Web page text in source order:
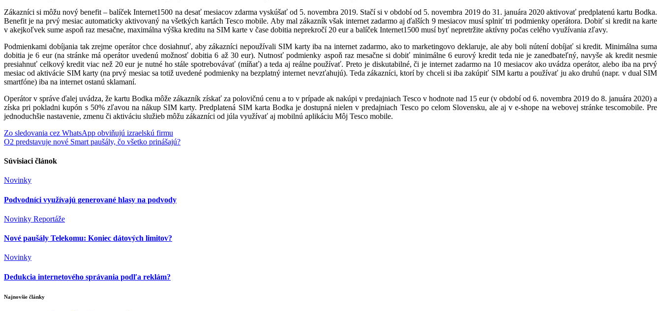
Zákazníci si môžu nový benefit – balíček Internet1500 na desať mesiacov zdarma vyskúšať od 5. novembra 2019. Stačí si v období od 5. novembra 2019 do 31. januára 2020 aktivovať predplatenú kartu Bodka.
Benefit je na prvý mesiac automaticky aktivovaný na všetkých kartách Tesco mobile. Aby mal zákazník však internet zadarmo aj ďalších 9 mesiacov musí splniť tri podmienky operátora. Dobiť si kredit na karte
v akejkoľvek sume aspoň raz mesačne, maximálna výška kreditu na SIM karte v čase dobitia neprekročí 20 eur a balíček Internet1500 musí byť nepretržite aktívny počas celého využívania zľavy.
Podmienkami dobíjania tak zrejme operátor chce dosiahnuť, aby zákazníci nepoužívali SIM karty iba na internet zadarmo, ako to marketingovo deklaruje, ale aby boli nútení dobíjať si kredit. Minimálna suma
dobitia je 6 eur (na stránke má operátor uvedenú možnosť dobitia 6 až 30 eur). Nutnosť podmienky aspoň raz mesačne si dobiť minimálne 6 eurový kredit teda nie je zanedbateľný, navyše ak kredit nesmie
presiahnuť celkový kredit viac než 20 eur je nutné ho stále spotrebovávať (míňať) a teda aj reálne používať. Preto je diskutabilné, či je internet zadarmo na 10 mesiacov ako uvádza operátor, alebo iba na prvý
mesiac od aktivácie SIM karty (na prvý mesiac sa totiž uvedené podmienky na bezplatný internet nevzťahujú). Teda zákazníci, ktorí by chceli si iba zakúpiť SIM kartu a používať ju ako druhú (napr. v dual SIM
smartfóne) iba na internet ostanú sklamaní.
Operátor v správe ďalej uvádza, že kartu Bodka môže zákazník získať za polovičnú cenu a to v prípade ak nakúpi v predajniach Tesco v hodnote nad 15 eur (v období od 6. novembra 2019 do 8. januára 2020) a
získa pri pokladni kupón s 50% zľavou na nákup SIM karty. Predplatená SIM karta Bodka je dostupná nielen v predajniach Tesco po celom Slovensku, ale aj v e-shope na webovej stránke tescomobile. Pre
jednoduchšie nastavenie, zmenu či aktiváciu služieb môžu zákazníci od júla využívať aj mobilnú aplikáciu Môj Tesco mobile.
Navigácia
v
článku
Zo sledovania cez WhatsApp obviňujú izraelskú firmu
O2 predstavuje nové Smart paušály, čo všetko prinášajú?
Súvisiaci článok
Novinky
Podvodníci využívajú generované hlasy na podvody
Novinky Reportáže
Nové paušály Telekomu: Koniec dátových limitov?
Novinky
Dedukcia internetového správania podľa reklám?
Najnovšie články